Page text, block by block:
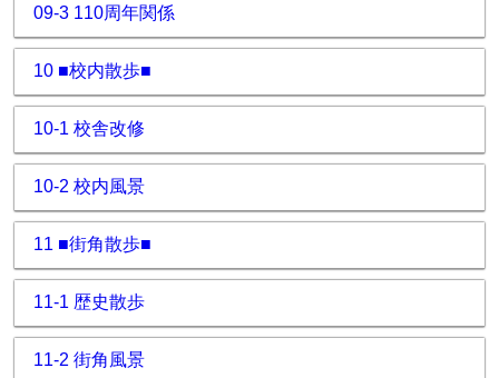
09-3 110周年関係
10 ■校内散歩■
10-1 校舎改修
10-2 校内風景
11 ■街角散歩■
11-1 歴史散歩
11-2 街角風景